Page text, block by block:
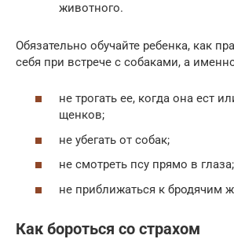
животного.
Обязательно обучайте ребенка, как
себя при встрече с собаками, а
не трогать ее, когда она ест
щенков;
не убегать от собак;
не смотреть псу прямо в глаза;
не приближаться к бродячим
Как бороться со страхом